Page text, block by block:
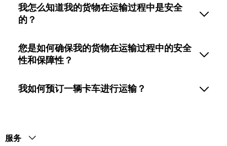
我怎么知道我的货物在运输过程中是安全
的？
您是如何确保我的货物在运输过程中的安全
性和保障性？
我如何预订一辆卡车进行运输？
服务